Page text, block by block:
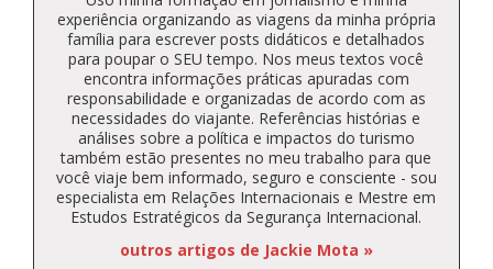
experiência organizando as viagens da minha própria
família para escrever posts didáticos e detalhados
para poupar o SEU tempo. Nos meus textos você
encontra informações práticas apuradas com
responsabilidade e organizadas de acordo com as
necessidades do viajante. Referências histórias e
análises sobre a política e impactos do turismo
também estão presentes no meu trabalho para que
você viaje bem informado, seguro e consciente - sou
especialista em Relações Internacionais e Mestre em
Estudos Estratégicos da Segurança Internacional.
outros artigos de Jackie Mota »